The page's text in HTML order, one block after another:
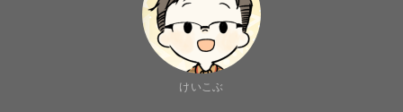
けいこぶ